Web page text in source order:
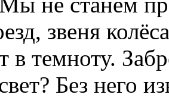
звеня
в темноту.
Без него